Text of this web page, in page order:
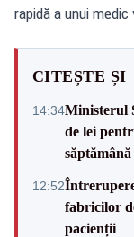
rapidă a unui medic
CITEȘTE ȘI
14:34Ministerul
de lei
săptămână
12:52
fabricilor
pacienții